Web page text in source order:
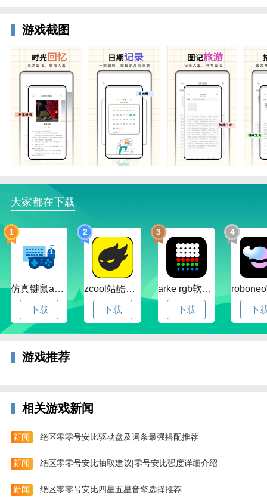
2、你可以选择用纯文字记录，也可以插入当天的照
记设置提醒时间或添加隐私锁。
游戏截图
大家都在下载
1
仿真键鼠app官方版下载v1.4.3.58 安卓最新版
下载
2
zcool站酷官方版下载v5.15.0 安卓最新版本
下载
3
arke rgb软件下载v20.0 安卓版
下载
4
下
游戏推荐
相关游戏新闻
新闻 绝区零零号安比驱动盘及词条最强搭配推荐
新闻 绝区零零号安比抽取建议|零号安比强度详细介绍
新闻 绝区零零号安比四星五星音擎选择推荐